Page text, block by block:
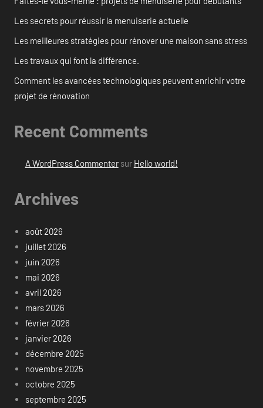
Les secrets pour réussir la menuiserie actuelle
Les meilleures stratégies pour rénover une maison sans stress
Les travaux qui font la différence.
Comment les avancées technologiques peuvent enrichir votre
projet de rénovation
Recent Comments
A WordPress Commentersur Hello world!
Archives
août 2026
juillet 2026
juin 2026
mai 2026
avril 2026
mars 2026
février 2026
janvier 2026
décembre 2025
novembre 2025
octobre 2025
septembre 2025